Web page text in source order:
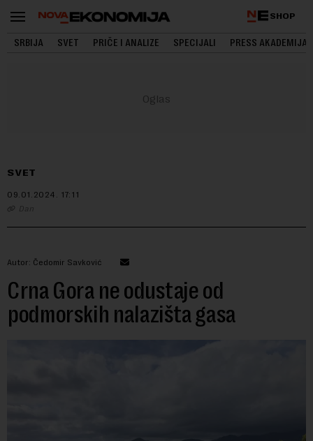
SHOP
SRBIJA SVET PRIČE I ANALIZE SPECIJALI PRESS AKADEMIJA
SVET
09.01.2024. 17:11
Dan
Autor: Čedomir Savković
Crna Gora ne odustaje od
podmorskih nalazišta gasa